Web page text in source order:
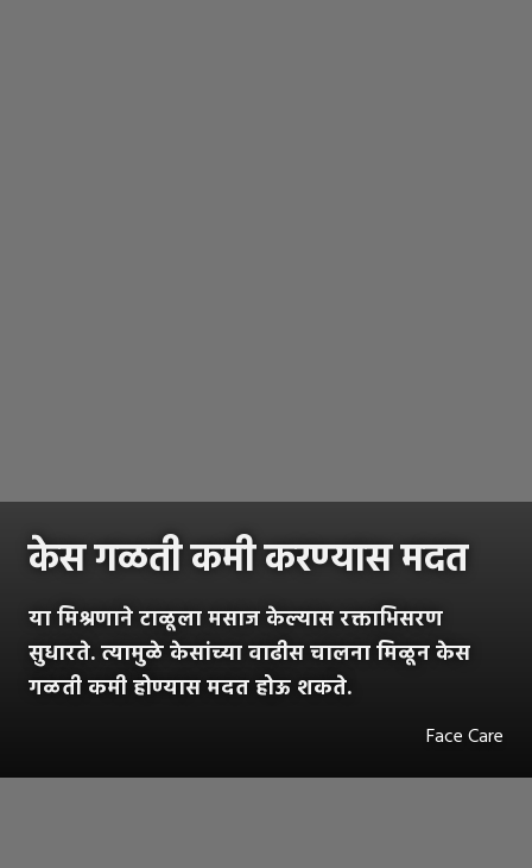
केस गळती कमी करण्यास मदत
या मिश्रणाने टाळूला मसाज केल्यास रक्ताभिसरण
सुधारते. त्यामुळे केसांच्या वाढीस चालना मिळून केस
गळती कमी होण्यास मदत होऊ शकते.
Face Care